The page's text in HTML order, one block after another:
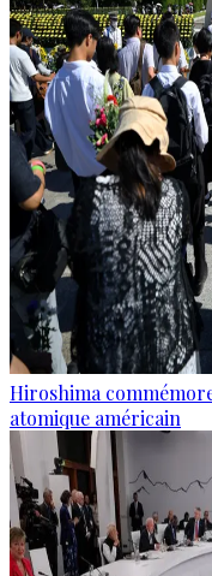
Hiroshima
atomique américain